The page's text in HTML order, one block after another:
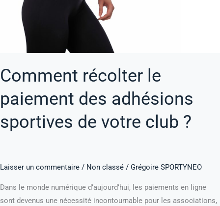
Comment récolter le
paiement des adhésions
sportives de votre club ?
Laisser un commentaire / Non classé / Grégoire SPORTYNEO
Dans le monde numérique d’aujourd’hui, les paiements en ligne
sont devenus une nécessité incontournable pour les associations,
sportives